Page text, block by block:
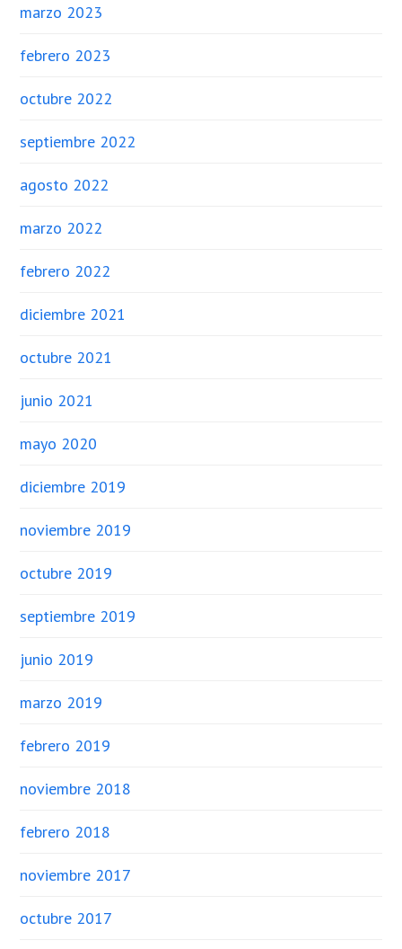
marzo 2023
febrero 2023
octubre 2022
septiembre 2022
agosto 2022
marzo 2022
febrero 2022
diciembre 2021
octubre 2021
junio 2021
mayo 2020
diciembre 2019
noviembre 2019
octubre 2019
septiembre 2019
junio 2019
marzo 2019
febrero 2019
noviembre 2018
febrero 2018
noviembre 2017
octubre 2017